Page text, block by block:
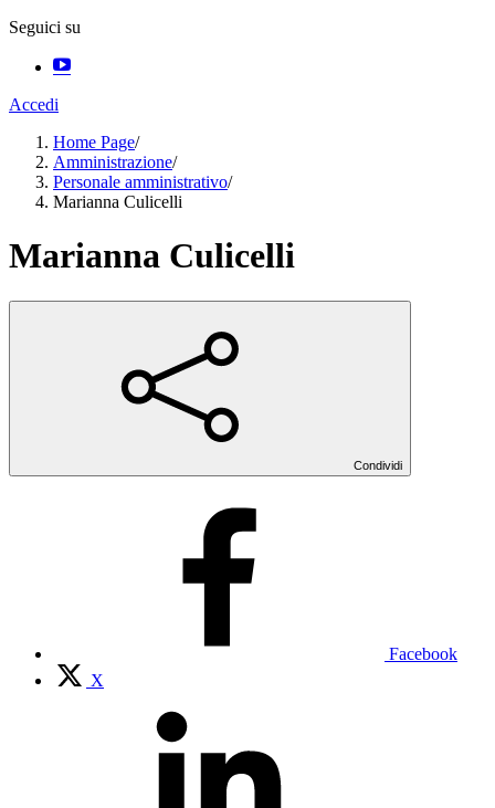
Seguici su
Accedi
Home Page/
Amministrazione/
Personale amministrativo/
Marianna Culicelli
Marianna Culicelli
Condividi
Facebook
X